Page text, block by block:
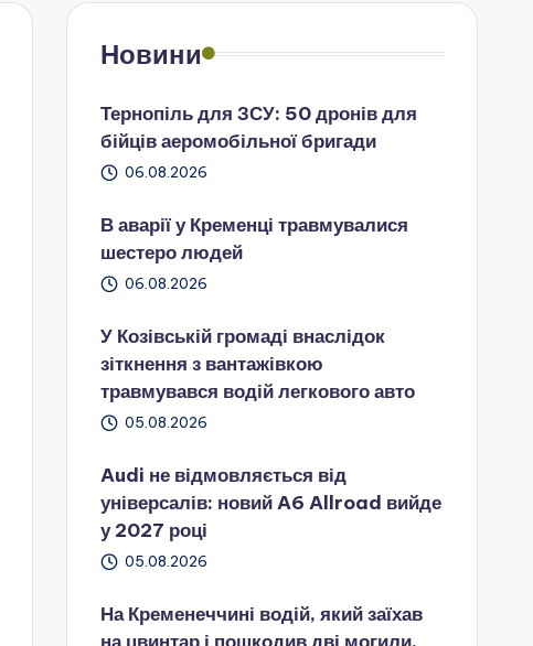
Новини
Тернопіль для ЗСУ: 50 дронів для
бійців аеромобільної бригади
06.08.2026
В аварії у Кременці травмувалися
шестеро людей
06.08.2026
У Козівській громаді внаслідок
зіткнення з вантажівкою
травмувався водій легкового авто
05.08.2026
Audi не відмовляється від
універсалів: новий A6 Allroad вийде
у 2027 році
05.08.2026
На Кременеччині водій, який заїхав